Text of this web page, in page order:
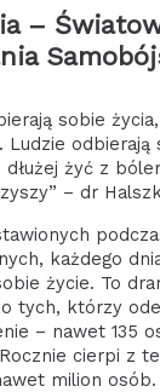
–
sobie
Ludzie odbierają
żyć z
– dr
każdego
życie. To
tych, którzy
– nawet 135
cierpi z
milion osób.